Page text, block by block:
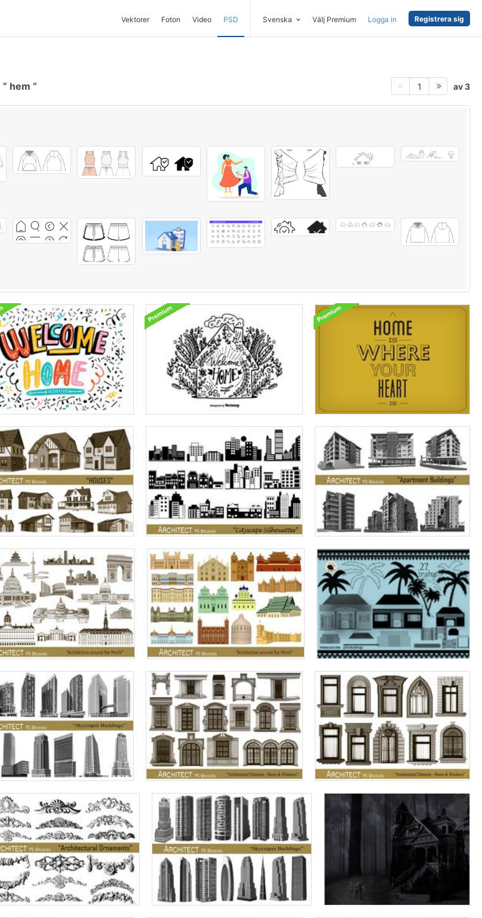
Vektorer Foton Video PSD Svenska Välj Premium Logga in Registrera sig
hem 1 av 3